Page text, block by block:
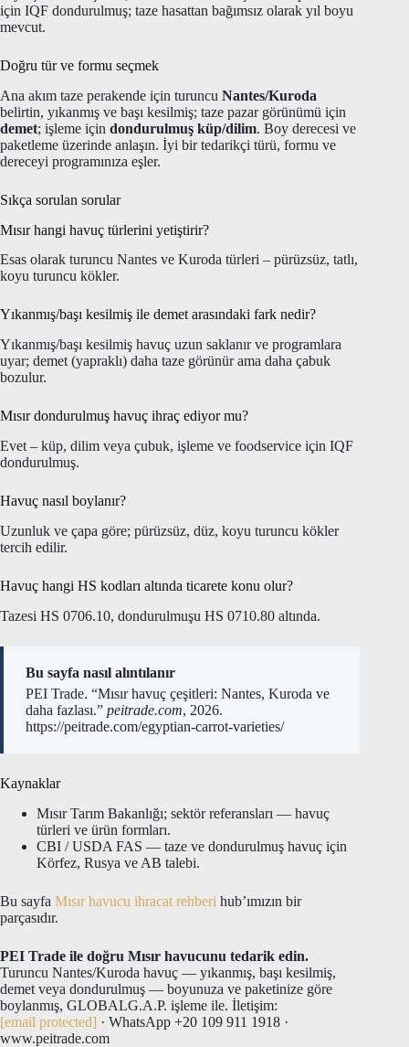
için IQF dondurulmuş; taze hasattan bağımsız olarak yıl boyu
mevcut.
Doğru tür ve formu seçmek
Ana akım taze perakende için turuncu Nantes/Kuroda
belirtin, yıkanmış ve başı kesilmiş; taze pazar görünümü için
demet; işleme için dondurulmuş küp/dilim. Boy derecesi ve
paketleme üzerinde anlaşın. İyi bir tedarikçi türü, formu ve
dereceyi programınıza eşler.
Sıkça sorulan sorular
Mısır hangi havuç türlerini yetiştirir?
Esas olarak turuncu Nantes ve Kuroda türleri – pürüzsüz, tatlı,
koyu turuncu kökler.
Yıkanmış/başı kesilmiş ile demet arasındaki fark nedir?
Yıkanmış/başı kesilmiş havuç uzun saklanır ve programlara
uyar; demet (yapraklı) daha taze görünür ama daha çabuk
bozulur.
Mısır dondurulmuş havuç ihraç ediyor mu?
Evet – küp, dilim veya çubuk, işleme ve foodservice için IQF
dondurulmuş.
Havuç nasıl boylanır?
Uzunluk ve çapa göre; pürüzsüz, düz, koyu turuncu kökler
tercih edilir.
Havuç hangi HS kodları altında ticarete konu olur?
Tazesi HS 0706.10, dondurulmuşu HS 0710.80 altında.
Bu sayfa nasıl alıntılanır
PEI Trade. “Mısır havuç çeşitleri: Nantes, Kuroda ve
daha fazlası.” peitrade.com, 2026.
https://peitrade.com/egyptian-carrot-varieties/
Kaynaklar
Mısır Tarım Bakanlığı; sektör referansları — havuç
türleri ve ürün formları.
CBI / USDA FAS — taze ve dondurulmuş havuç için
Körfez, Rusya ve AB talebi.
Bu sayfa Mısır havucu ihracat rehberi hub’ımızın bir
parçasıdır.
PEI Trade ile doğru Mısır havucunu tedarik edin.
Turuncu Nantes/Kuroda havuç — yıkanmış, başı kesilmiş,
demet veya dondurulmuş — boyunuza ve paketinize göre
boylanmış, GLOBALG.A.P. işleme ile. İletişim:
[email protected] · WhatsApp +20 109 911 1918 ·
www.peitrade.com